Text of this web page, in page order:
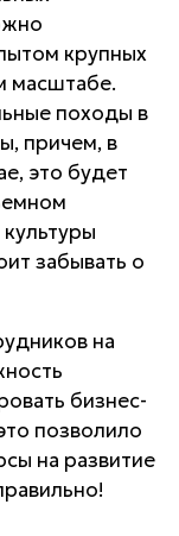
крупных
масштабе.
походы в
причем, в
это будет
забывать о
на
бизнес-
позволило
на развитие